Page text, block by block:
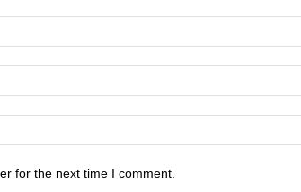
for the next time I comment.